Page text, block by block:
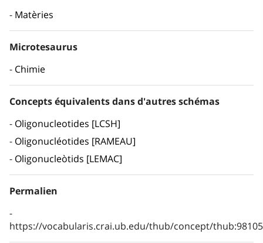
Matèries
Microtesaurus
Chimie
Concepts équivalents dans d'autres schémas
Oligonucleotides [LCSH]
Oligonucléotides [RAMEAU]
Oligonucleòtids [LEMAC]
Permalien
https://vocabularis.crai.ub.edu/thub/concept/